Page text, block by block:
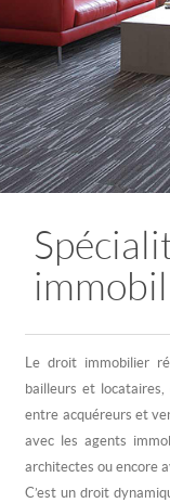
Le droit immobilier
bailleurs et
entre acquéreurs et
avec les agents
architectes ou encore
C’est un droit